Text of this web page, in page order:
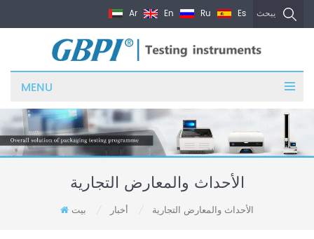
يبحث Ar En Ru Es
MENU
الأحداث والمعارض التجارية
بيت أخبار الأحداث والمعارض التجارية